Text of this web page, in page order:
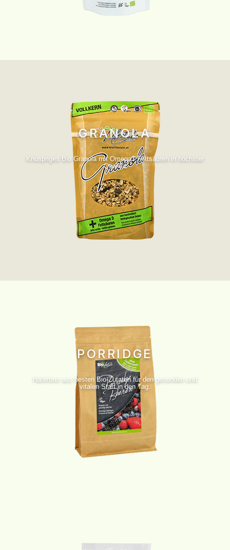
GRANOLA
Knuspriges Bio Granola mit Omega3 Fettsäuren in höchster
Qualität
PORRIDGE
Haferbrei aus besten Bio-Zutaten für den gesunden und
vitalen Start in den Tag.